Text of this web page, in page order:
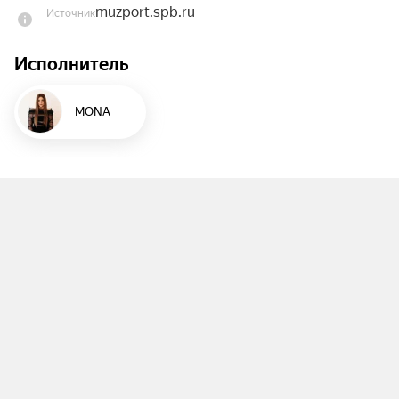
Не упустите шанс стать частью этого
Источникmuzport.spb.ru
Исполнитель
MONA